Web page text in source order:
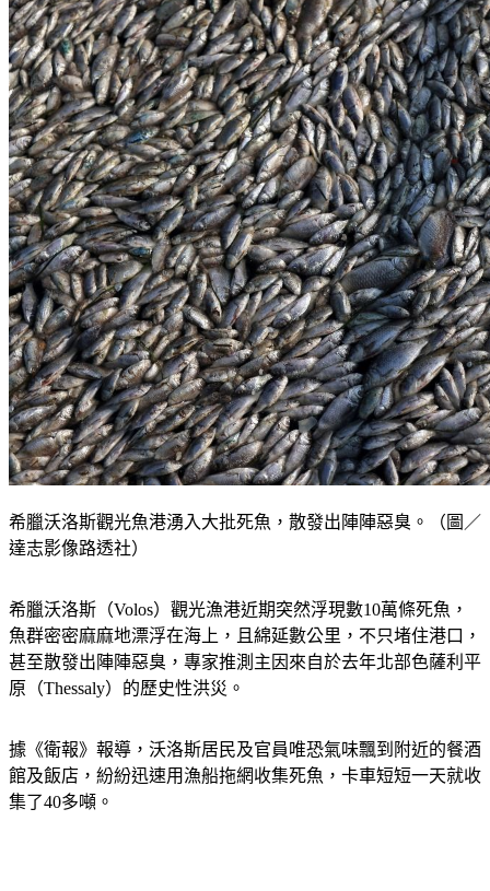
希臘沃洛斯觀光魚港湧入大批死魚，散發出陣陣惡臭。（圖／
達志影像路透社）
希臘沃洛斯（Volos）觀光漁港近期突然浮現數10萬條死魚，
魚群密密麻麻地漂浮在海上，且綿延數公里，不只堵住港口，
甚至散發出陣陣惡臭，專家推測主因來自於去年北部色薩利平
原（Thessaly）的歷史性洪災。
據《衛報》報導，沃洛斯居民及官員唯恐氣味飄到附近的餐酒
館及飯店，紛紛迅速用漁船拖網收集死魚，卡車短短一天就收
集了40多噸。